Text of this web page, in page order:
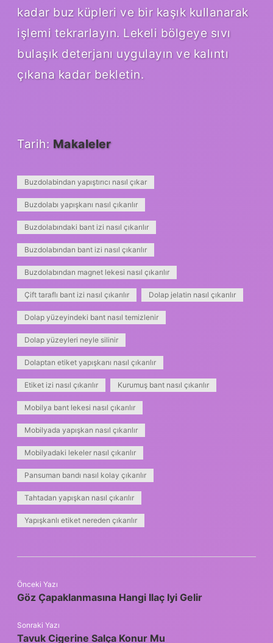
kadar buz küpleri ve bir kaşık kullanarak
işlemi tekrarlayın. Lekeli bölgeye sıvı
bulaşık deterjanı uygulayın ve kalıntı
çıkana kadar bekletin.
Tarih: Makaleler
Buzdolabindan yapıştırıcı nasıl çıkar
Buzdolabı yapışkanı nasıl çıkarılır
Buzdolabındaki bant izi nasıl çıkarılır
Buzdolabından bant izi nasıl çıkarılır
Buzdolabından magnet lekesi nasıl çıkarılır
Çift taraflı bant izi nasıl çıkarılır Dolap jelatin nasıl çıkarılır
Dolap yüzeyindeki bant nasıl temizlenir
Dolap yüzeyleri neyle silinir
Dolaptan etiket yapışkanı nasıl çıkarılır
Etiket izi nasıl çıkarılır Kurumuş bant nasıl çıkarılır
Mobilya bant lekesi nasıl çıkarılır
Mobilyada yapışkan nasıl çıkarılır
Mobilyadaki lekeler nasıl çıkarılır
Pansuman bandı nasıl kolay çıkarılır
Tahtadan yapışkan nasıl çıkarılır
Yapışkanlı etiket nereden çıkarılır
Önceki Yazı
Göz Çapaklanmasına Hangi Ilaç Iyi Gelir
Sonraki Yazı
Tavuk Cigerine Salça Konur Mu